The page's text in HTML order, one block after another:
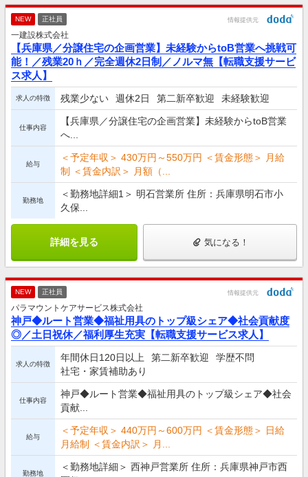
NEW 正社員 情報提供元
一建設株式会社
【兵庫県／分譲住宅の企画営業】未経験からtoB営業へ挑戦可
能！／残業20ｈ／完全週休2日制／ノルマ無【転職支援サービ
ス求人】
求人の特徴 残業少ない 週休2日 第二新卒歓迎 未経験歓迎
仕事内容
【兵庫県／分譲住宅の企画営業】未経験からtoB営業
へ...
給与
＜予定年収＞ 430万円～550万円 ＜賃金形態＞ 月給
制 ＜賃金内訳＞ 月額（...
勤務地
＜勤務地詳細1＞ 明石営業所 住所：兵庫県明石市小
久保...
詳細を見る 気になる！
NEW 正社員 情報提供元
パラマウントケアサービス株式会社
神戸◆ルート営業◆福祉用具のトップ級シェア◆社会貢献度
◎／土日祝休／福利厚生充実【転職支援サービス求人】
求人の特徴
年間休日120日以上 第二新卒歓迎
学歴不問
社宅・家賃補助あり
仕事内容
神戸◆ルート営業◆福祉用具のトップ級シェア◆社会
貢献...
給与
＜予定年収＞ 440万円～600万円 ＜賃金形態＞ 日給
月給制 ＜賃金内訳＞ 月...
勤務地
＜勤務地詳細＞ 西神戸営業所 住所：兵庫県神戸市西